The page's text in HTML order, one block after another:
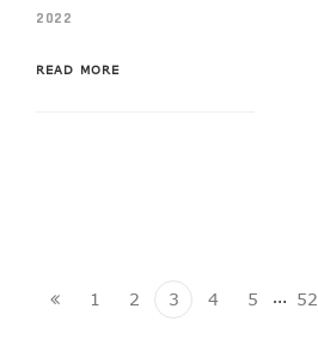
2022
READ MORE
1 2 3 4 5 … 52